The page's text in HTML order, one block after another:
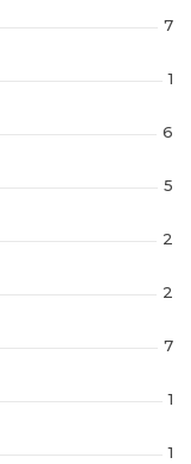
7
1
6
5
2
2
7
1
1